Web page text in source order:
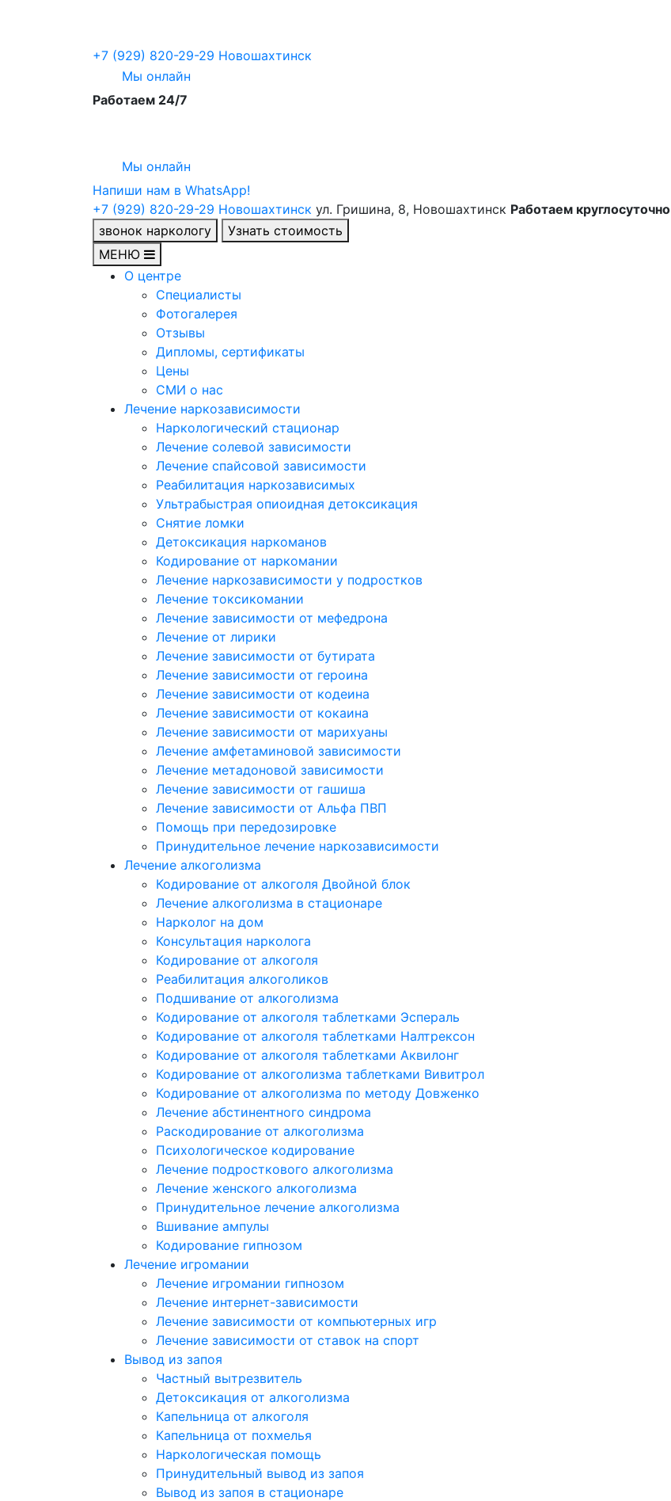
+7 (929) 820-29-29 Новошахтинск
Мы онлайн
Работаем 24/7
Мы онлайн
Напиши нам в WhatsApp!
+7 (929) 820-29-29 Новошахтинск ул. Гришина, 8, Новошахтинск Работаем круглосуточно
звонок наркологу
Узнать стоимость
МЕНЮ
О центре
Специалисты
Фотогалерея
Отзывы
Дипломы, сертификаты
Цены
СМИ о нас
Лечение наркозависимости
Наркологический стационар
Лечение солевой зависимости
Лечение спайсовой зависимости
Реабилитация наркозависимых
Ультрабыстрая опиоидная детоксикация
Снятие ломки
Детоксикация наркоманов
Кодирование от наркомании
Лечение наркозависимости у подростков
Лечение токсикомании
Лечение зависимости от мефедрона
Лечение от лирики
Лечение зависимости от бутирата
Лечение зависимости от героина
Лечение зависимости от кодеина
Лечение зависимости от кокаина
Лечение зависимости от марихуаны
Лечение амфетаминовой зависимости
Лечение метадоновой зависимости
Лечение зависимости от гашиша
Лечение зависимости от Альфа ПВП
Помощь при передозировке
Принудительное лечение наркозависимости
Лечение алкоголизма
Кодирование от алкоголя Двойной блок
Лечение алкоголизма в стационаре
Нарколог на дом
Консультация нарколога
Кодирование от алкоголя
Реабилитация алкоголиков
Подшивание от алкоголизма
Кодирование от алкоголя таблетками Эспераль
Кодирование от алкоголя таблетками Налтрексон
Кодирование от алкоголя таблетками Аквилонг
Кодирование от алкоголизма таблетками Вивитрол
Кодирование от алкоголизма по методу Довженко
Лечение абстинентного синдрома
Раскодирование от алкоголизма
Психологическое кодирование
Лечение подросткового алкоголизма
Лечение женского алкоголизма
Принудительное лечение алкоголизма
Вшивание ампулы
Кодирование гипнозом
Лечение игромании
Лечение игромании гипнозом
Лечение интернет-зависимости
Лечение зависимости от компьютерных игр
Лечение зависимости от ставок на спорт
Вывод из запоя
Частный вытрезвитель
Детоксикация от алкоголизма
Капельница от алкоголя
Капельница от похмелья
Наркологическая помощь
Принудительный вывод из запоя
Вывод из запоя в стационаре